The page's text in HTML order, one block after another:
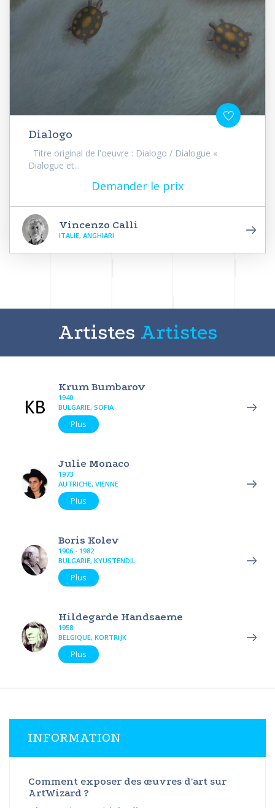
Dialogo
Titre original de l'oeuvre : Dialogo / Dialogue «
Dialogue et...
Demander le prix
Vincenzo Calli
ITALIE, ANGHIARI
Artistes Artistes
Krum Bumbarov
1940
BULGARIE, SOFIA
Plus
Julie Monaco
1973
AUTRICHE, VIENNE
Plus
Boris Kolev
1906 - 1982
BULGARIE, KYUSTENDIL
Plus
Hildegarde Handsaeme
1958
BELGIQUE, KORTRIJK
Plus
INFORMATION
Comment exposer des œuvres d'art sur
ArtWizard ?